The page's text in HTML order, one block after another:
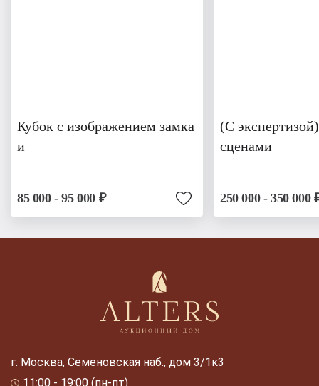
Кубок с изображением замка
и
85 000 - 95 000 ₽
(С
сценами
250 000 - 350 000
г. Москва, Семеновская наб., дом 3/1к3
11:00 - 19:00 (пн-пт)